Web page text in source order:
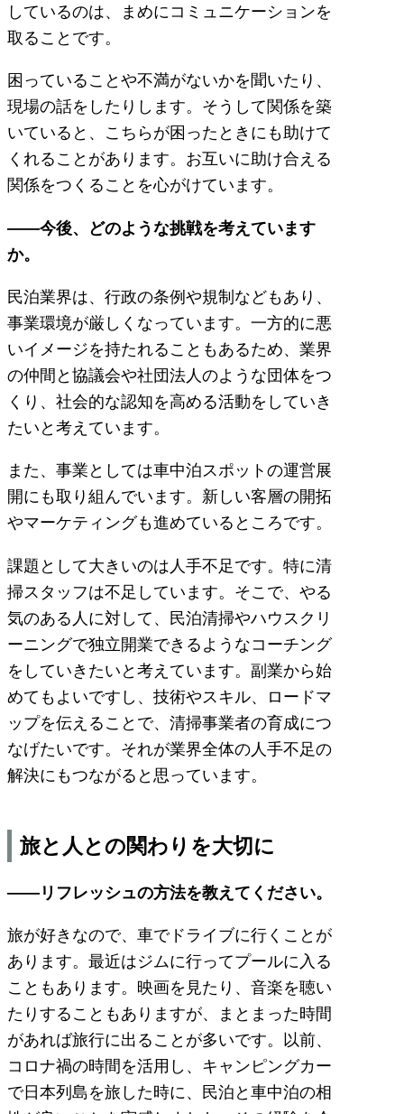
しているのは、まめにコミュニケーションを
取ることです。
困っていることや不満がないかを聞いたり、
現場の話をしたりします。そうして関係を築
いていると、こちらが困ったときにも助けて
くれることがあります。お互いに助け合える
関係をつくることを心がけています。
――今後、どのような挑戦を考えています
か。
民泊業界は、行政の条例や規制などもあり、
事業環境が厳しくなっています。一方的に悪
いイメージを持たれることもあるため、業界
の仲間と協議会や社団法人のような団体をつ
くり、社会的な認知を高める活動をしていき
たいと考えています。
また、事業としては車中泊スポットの運営展
開にも取り組んでいます。新しい客層の開拓
やマーケティングも進めているところです。
課題として大きいのは人手不足です。特に清
掃スタッフは不足しています。そこで、やる
気のある人に対して、民泊清掃やハウスクリ
ーニングで独立開業できるようなコーチング
をしていきたいと考えています。副業から始
めてもよいですし、技術やスキル、ロードマ
ップを伝えることで、清掃事業者の育成につ
なげたいです。それが業界全体の人手不足の
解決にもつながると思っています。
旅と人との関わりを大切に
――リフレッシュの方法を教えてください。
旅が好きなので、車でドライブに行くことが
あります。最近はジムに行ってプールに入る
こともあります。映画を見たり、音楽を聴い
たりすることもありますが、まとまった時間
があれば旅行に出ることが多いです。以前、
コロナ禍の時間を活用し、キャンピングカー
で日本列島を旅した時に、民泊と車中泊の相